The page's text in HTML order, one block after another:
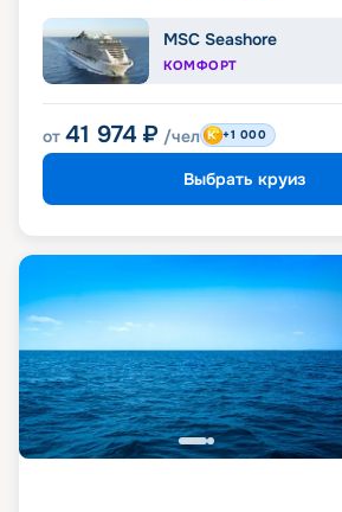
MSC Seashore
КОМФОРТ
от 41 974 ₽ /чел +1 000
Выбрать круиз